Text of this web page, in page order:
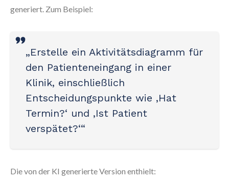
generiert. Zum Beispiel:
„Erstelle ein Aktivitätsdiagramm für
den Patienteneingang in einer
Klinik, einschließlich
Entscheidungspunkte wie ‚Hat
Termin?‘ und ‚Ist Patient
verspätet?‘“
Die von der KI generierte Version enthielt: